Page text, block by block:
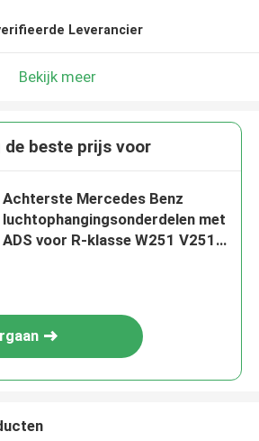
Leverancier
Bekijk meer
de beste prijs voor
Achterste Mercedes Benz
luchtophangingsonderdelen met
ADS voor R-klasse W251 V251